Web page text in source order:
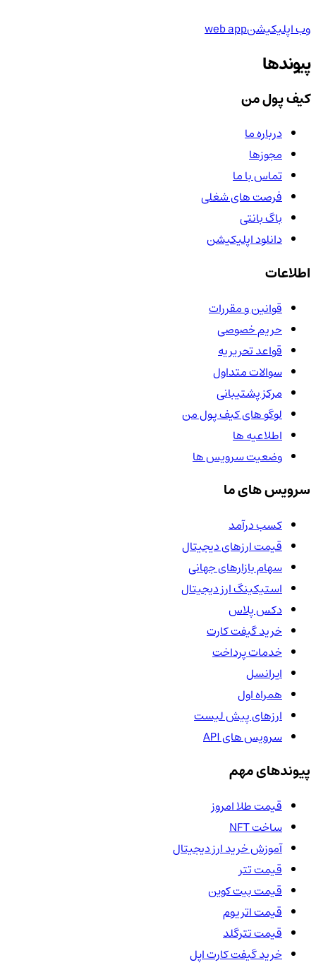
وب اپلیکیشنweb app
پیوندها
کیف پول من
درباره ما
مجوزها
تماس با ما
فرصت های شغلی
باگ بانتی
دانلود اپلیکیشن
اطلاعات
قوانین و مقررات
حریم خصوصی
قواعد تحریریه
سوالات متداول
مرکز پشتیبانی
لوگو های کیف پول من
اطلاعیه ها
وضعیت سرویس ها
سرویس های ما
کسب درآمد
قیمت ارزهای دیجیتال
سهام بازارهای جهانی
استیکینگ ارز دیجیتال
دکس پلاس
خرید گیفت کارت
خدمات پرداخت
ایرانسل
همراه اول
ارزهای پیش لیست
سرویس های API
پیوندهای مهم
قیمت طلا امروز
ساخت NFT
آموزش خرید ارز دیجیتال
قیمت تتر
قیمت بیت کوین
قیمت اتریوم
قیمت تترگلد
خرید گیفت کارت اپل